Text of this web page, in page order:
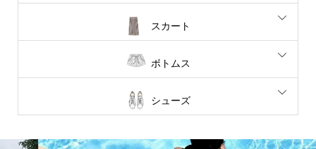
スカート
ボトムス
シューズ